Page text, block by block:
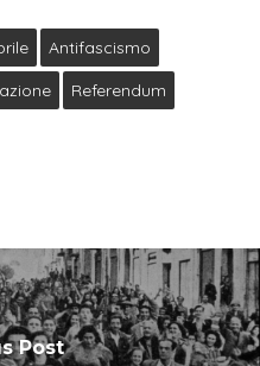
Antifascismo
Referendum
Post